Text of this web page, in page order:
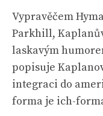
Vypravěčem
Parkhill,
laskavým
popisuje
integraci do
forma je ich-